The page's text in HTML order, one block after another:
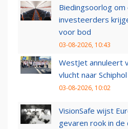
Biedingsoorlog
investeerders
voor bod
03-08-2026, 10:43
WestJet annuleert
vlucht naar Schiphol
03-08-2026, 10:02
VisionSafe wijst
gevaren rook in de